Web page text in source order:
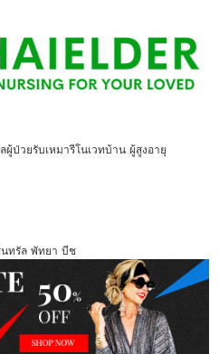
ผู้ป่วยรับเหมารีโนเวทบ้าน ผู้สูงอายุ
นทรัล พัทยา บีช